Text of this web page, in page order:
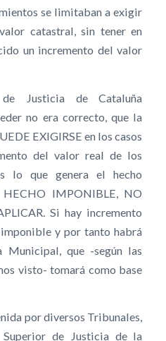
se limitaban a exigir
catastral, sin tener en
un incremento del valor
Justicia de Cataluña
no era correcto, que la
EXIGIRSE en los casos
del valor real de los
lo que genera el hecho
IMPONIBLE, NO
Si hay incremento
y por tanto habrá
que -según las
visto- tomará como base
por diversos Tribunales,
de Justicia de la